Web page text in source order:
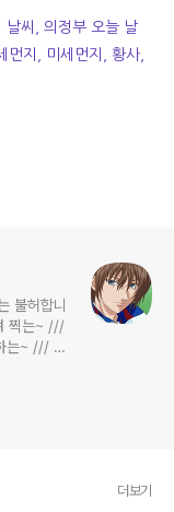
날씨, 의정부 오늘 날
지, 미세먼지, 황사,
불허합니
찍는~ ///
는~ /// 고
老巨
더보기